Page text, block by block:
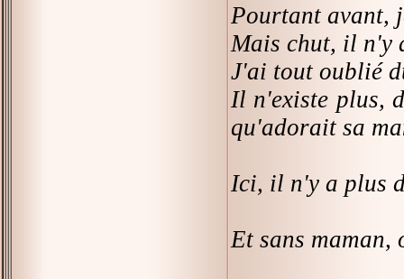
Pourtant avant,
Mais chut, il n'y
J'ai tout oublié
Il n'existe plus,
qu'adorait sa
Ici, il n'y a plus
Et sans